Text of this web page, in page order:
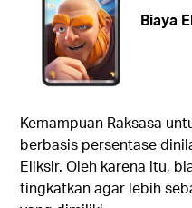
Biaya
Kemampuan Raksasa
berbasis persentase
Eliksir. Oleh karena itu,
tingkatkan agar lebih